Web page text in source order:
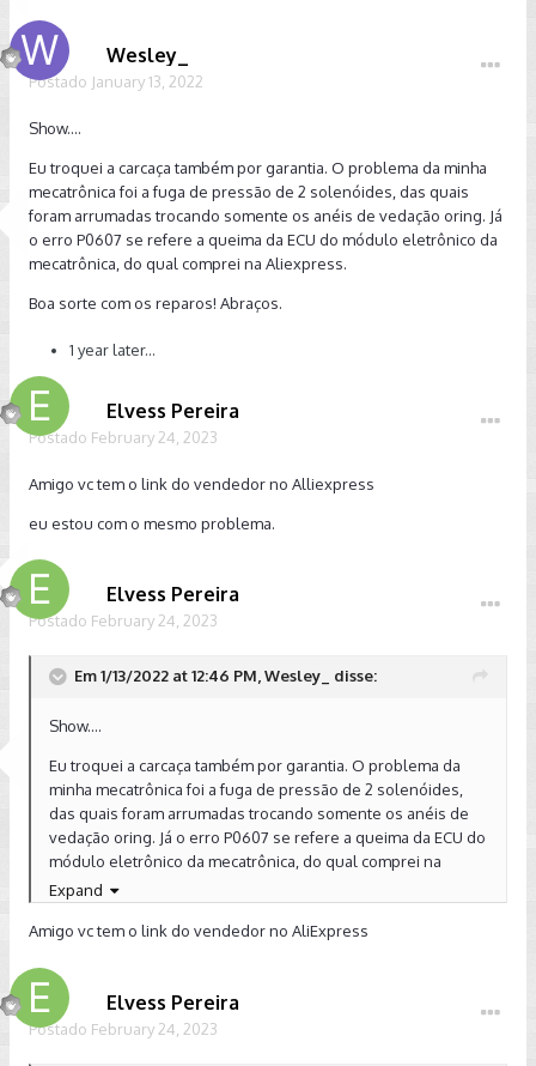
Wesley_
Postado January 13, 2022
Show....
Eu troquei a carcaça também por garantia. O problema da minha
mecatrônica foi a fuga de pressão de 2 solenóides, das quais
foram arrumadas trocando somente os anéis de vedação oring. Já
o erro P0607 se refere a queima da ECU do módulo eletrônico da
mecatrônica, do qual comprei na Aliexpress.
Boa sorte com os reparos! Abraços.
1 year later...
Elvess Pereira
Postado February 24, 2023
Amigo vc tem o link do vendedor no Alliexpress
eu estou com o mesmo problema.
Elvess Pereira
Postado February 24, 2023
Em 1/13/2022 at 12:46 PM, Wesley_ disse:
Show....
Eu troquei a carcaça também por garantia. O problema da
minha mecatrônica foi a fuga de pressão de 2 solenóides,
das quais foram arrumadas trocando somente os anéis de
vedação oring. Já o erro P0607 se refere a queima da ECU do
módulo eletrônico da mecatrônica, do qual comprei na
Aliexpress.
Boa sorte com os reparos! Abraços.
Expand
Amigo vc tem o link do vendedor no AliExpress
Elvess Pereira
Postado February 24, 2023